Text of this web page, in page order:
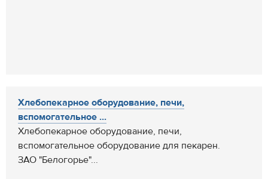
Хлебопекарное оборудование, печи,
вспомогательное ...
Хлебопекарное оборудование, печи,
вспомогательное оборудование для пекарен.
ЗАО "Белогорье"...